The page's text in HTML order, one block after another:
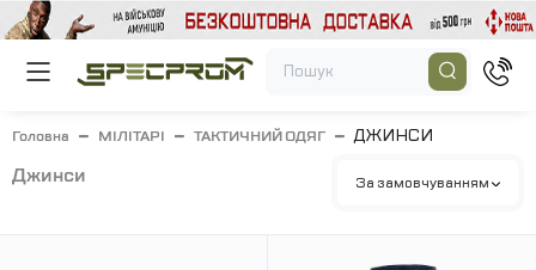
Головна МІЛІТАРІ ТАКТИЧНИЙ ОДЯГ ДЖИНСИ
джинси За замовчуванням